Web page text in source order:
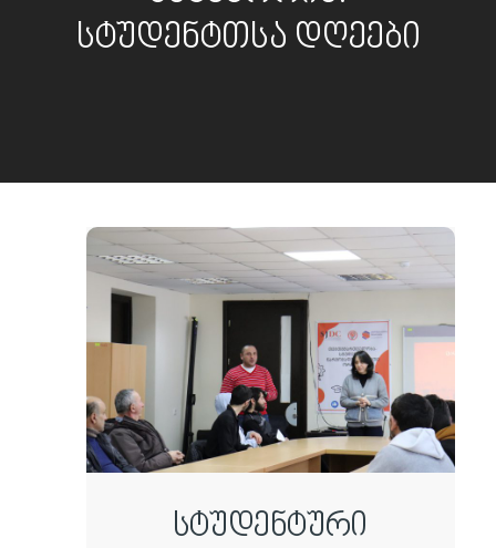
სტუდენტთსა დღეები
სტუდენტური